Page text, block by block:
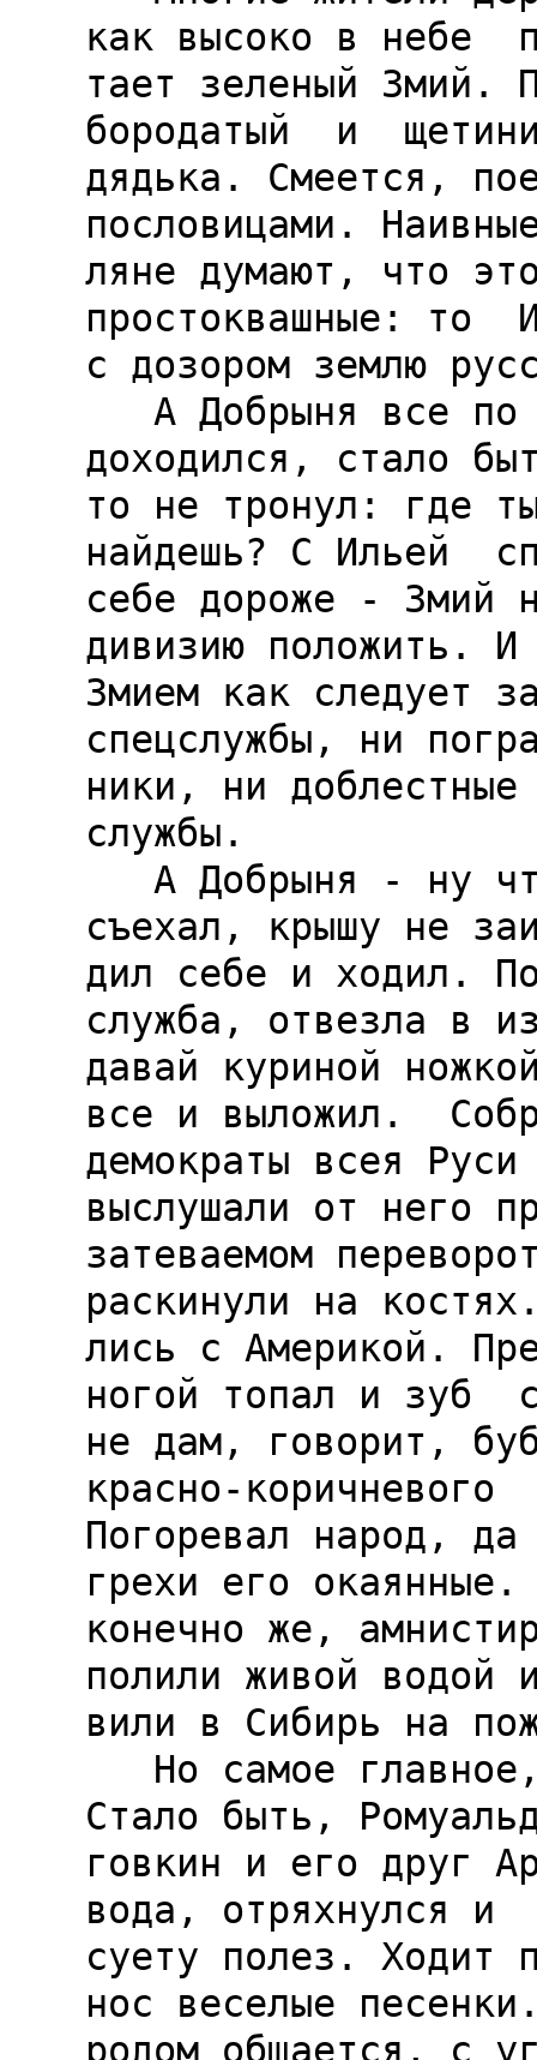
как высоко в небе
тает зеленый Змий.
бородатый  и
дядька. Смеется,
пословицами.
ляне думают, что
простоквашные: то
с дозором землю
доходился, стало
то не тронул: где
найдешь? С Ильей
себе дороже - Змий
дивизию положить.
Змием как следует
спецслужбы, ни
ники, ни доблестные
службы.
съехал, крышу не
дил себе и ходил.
служба, отвезла в
давай куриной
все и выложил.
демократы всея
выслушали от него
затеваемом
раскинули на
лись с Америкой.
ногой топал и зуб
не дам, говорит,
красно-коричневого
Погоревал народ,
грехи его
конечно же,
полили живой водой
вили в Сибирь на
Стало быть,
говкин и его друг
вода, отряхнулся и
суету полез. Ходит
нос веселые
родом общается, с